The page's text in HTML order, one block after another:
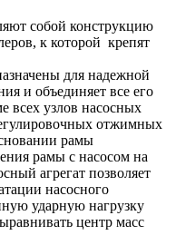
собой конструкцию
к которой крепят
для надежной
и объединяет все его
всех узлов насосных
отжимных
рамы
рамы с насосом на
агрегат позволяет
насосного
ударную нагрузку
центр масс